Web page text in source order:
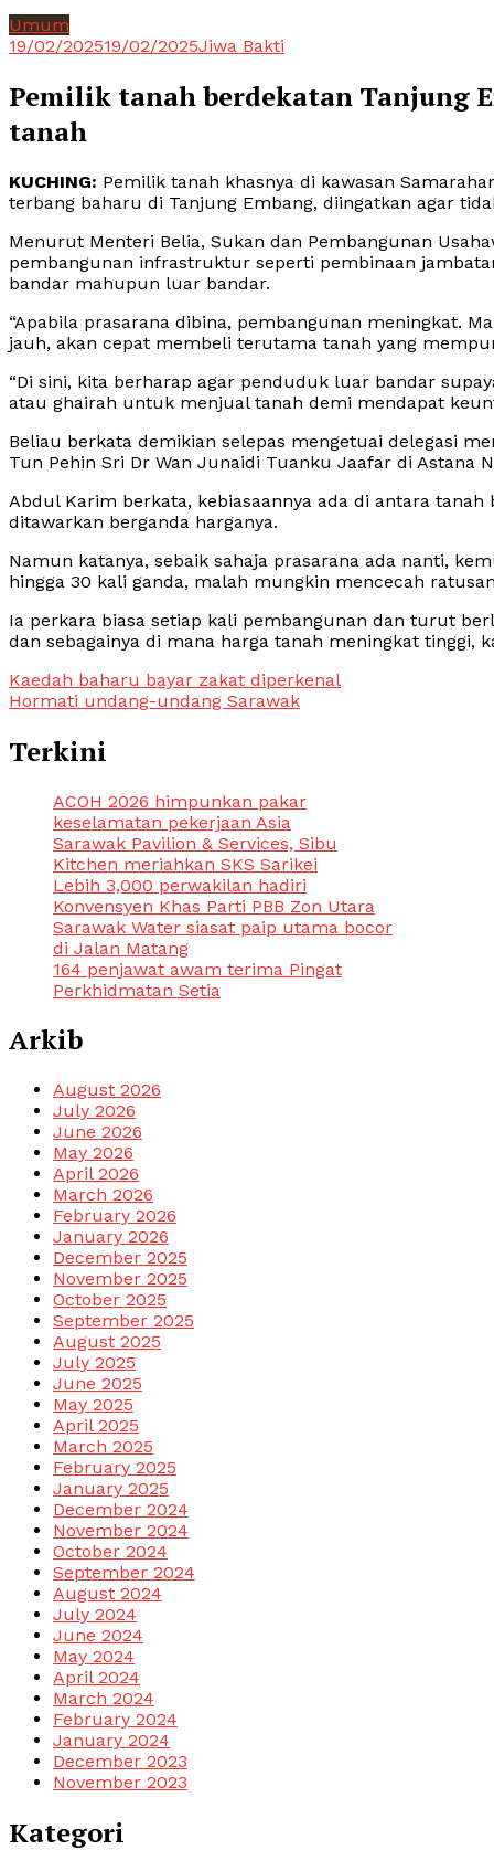
Umum
19/02/202519/02/2025Jiwa Bakti
Pemilik tanah berdekatan Tanjung
tanah
KUCHING: Pemilik tanah khasnya di kawasan
terbang baharu di Tanjung Embang, diingatkan agar
Menurut Menteri Belia, Sukan dan Pembangunan
pembangunan infrastruktur seperti pembinaan
bandar mahupun luar bandar.
“Apabila prasarana dibina, pembangunan meningkat.
jauh, akan cepat membeli terutama tanah yang
“Di sini, kita berharap agar penduduk luar bandar
atau ghairah untuk menjual tanah demi mendapat
Beliau berkata demikian selepas mengetuai delegasi
Tun Pehin Sri Dr Wan Junaidi Tuanku Jaafar di Astana
Abdul Karim berkata, kebiasaannya ada di antara tanah
ditawarkan berganda harganya.
Namun katanya, sebaik sahaja prasarana ada nanti,
hingga 30 kali ganda, malah mungkin mencecah
Ia perkara biasa setiap kali pembangunan dan turut
dan sebagainya di mana harga tanah meningkat tinggi,
Post
navigation
Kaedah baharu bayar zakat diperkenal
Hormati undang-undang Sarawak
Terkini
ACOH 2026 himpunkan pakar
keselamatan pekerjaan Asia
Sarawak Pavilion & Services, Sibu
Kitchen meriahkan SKS Sarikei
Lebih 3,000 perwakilan hadiri
Konvensyen Khas Parti PBB Zon Utara
Sarawak Water siasat paip utama bocor
di Jalan Matang
164 penjawat awam terima Pingat
Perkhidmatan Setia
Arkib
August 2026
July 2026
June 2026
May 2026
April 2026
March 2026
February 2026
January 2026
December 2025
November 2025
October 2025
September 2025
August 2025
July 2025
June 2025
May 2025
April 2025
March 2025
February 2025
January 2025
December 2024
November 2024
October 2024
September 2024
August 2024
July 2024
June 2024
May 2024
April 2024
March 2024
February 2024
January 2024
December 2023
November 2023
Kategori